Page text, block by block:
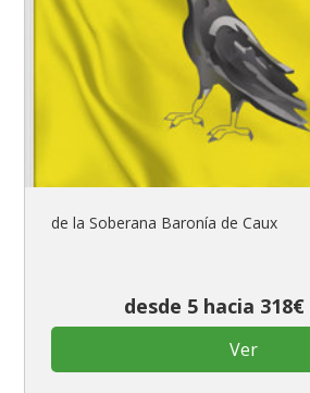
de la Soberana Baronía de Caux
desde 5 hacia 318€
Ver